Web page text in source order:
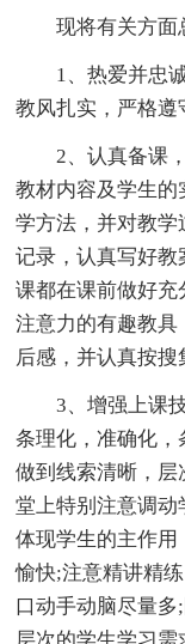
现将有关方面
1、热爱并忠
教风扎实，严格遵
2、认真备课
教材内容及学生
学方法，并对教
记录，认真写好教
课都在课前做好充
注意力的有趣教
后感，并认真按搜
3、增强上课
条理化，准确化，
做到线索清晰，
堂上特别注意调
体现学生的主作
愉快;注意精讲精
口动手动脑尽量